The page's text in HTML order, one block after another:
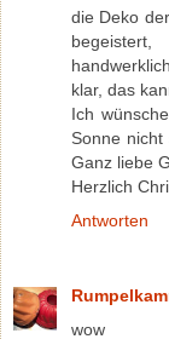
die Deko
klar, das
Ich
Sonne nicht
Ganz liebe
Herzlich
Antworten
wow